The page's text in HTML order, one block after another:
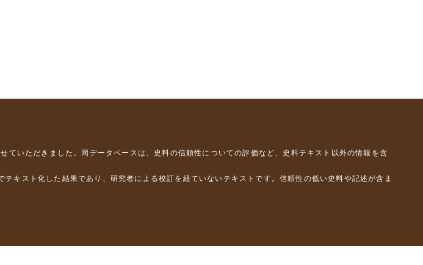
ていただきました。同データベースは、史料の信頼性についての評価など、史料テキスト以外の情報を含
キスト化した結果であり、研究者による校訂を経ていないテキストです。信頼性の低い史料や記述が含ま